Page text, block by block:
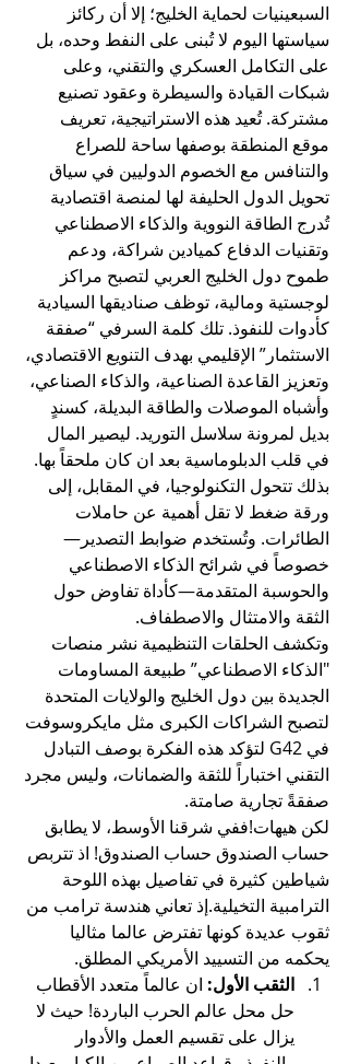
السبعينيات لحماية الخليج؛ إلا أن ركائز
سياستها اليوم لا تُبنى على النفط وحده، بل
على التكامل العسكري والتقني، وعلى
شبكات القيادة والسيطرة وعقود تصنيع
مشتركة. تُعيد هذه الاستراتيجية، تعريف
موقع المنطقة بوصفها ساحة للصراع
والتنافس مع الخصوم الدوليين في سياق
تحويل الدول الحليفة لها لمنصة اقتصادية
تُدرج الطاقة النووية والذكاء الاصطناعي
وتقنيات الدفاع كميادين شراكة، ودعم
طموح دول الخليج العربي لتصبح مراكز
لوجستية ومالية، توظف صناديقها السيادية
كأدوات للنفوذ. تلك كلمة السرفي “صفقة
الاستثمار” الإقليمي بهدف التنويع الاقتصادي،
وتعزيز القاعدة الصناعية، والذكاء الصناعي،
وأشباه الموصلات والطاقة البديلة، كسندٍ
بديل لمرونة سلاسل التوريد. ليصير المال
في قلب الدبلوماسية بعد ان كان ملحقاً بها.
بذلك تتحول التكنولوجيا، في المقابل، إلى
ورقة ضغط لا تقل أهمية عن حاملات
الطائرات. وتُستخدم ضوابط التصدير—
خصوصاً في شرائح الذكاء الاصطناعي
والحوسبة المتقدمة—كأداة تفاوض حول
الثقة والامتثال والاصطفاف.
وتكشف الحلقات التنظيمية نشر منصات
"الذكاء الاصطناعي” طبيعة المساومات
الجديدة بين دول الخليج والولايات المتحدة
لتصبح الشراكات الكبرى مثل مايكروسوفت
في G42 لتؤكد هذه الفكرة بوصف التبادل
التقني اختباراً للثقة والضمانات، وليس مجرد
صفقةً تجارية صامتة.
لكن هيهات!ففي شرقنا الأوسط، لا يطابق
حساب الصندوق حساب الصندوق! اذ تتربص
شياطين كثيرة في تفاصيل بهذه اللوحة
الترامبية التخيلية.إذ تعاني هندسة ترامب من
ثقوب عديدة كونها تفترض عالما مثاليا
يحكمه من التسييد الأمريكي المطلق.
الثقب الأول: ان عالماً متعدد الأقطاب
حل محل عالم الحرب الباردة! حيث لا
يزال على تقسيم العمل والأدوار